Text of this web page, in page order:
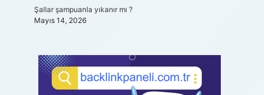
Şallar şampuanla yıkanır mı ?
Mayıs 14, 2026